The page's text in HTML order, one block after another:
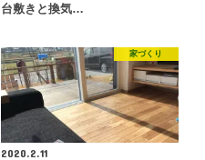
台敷きと換気…
家づくり
2020.2.11